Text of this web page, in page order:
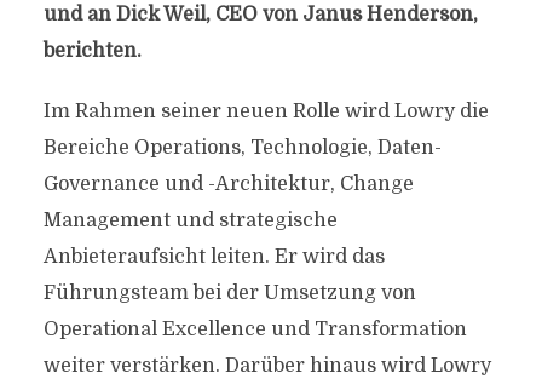
und an Dick Weil, CEO von Janus Henderson,
berichten.
Im Rahmen seiner neuen Rolle wird Lowry die
Bereiche Operations, Technologie, Daten-
Governance und -Architektur, Change
Management und strategische
Anbieteraufsicht leiten. Er wird das
Führungsteam bei der Umsetzung von
Operational Excellence und Transformation
weiter verstärken. Darüber hinaus wird Lowry